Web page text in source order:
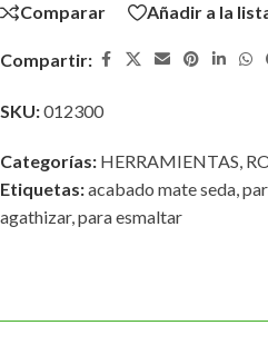
Comparar Añadir a la
Compartir:
SKU:012300
Categorías: HERRAMIENTAS
Etiquetas:acabado mate seda
agathizar, para esmaltar